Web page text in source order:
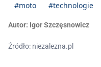
#moto #technologie
Autor: Igor ­Szczęsnowicz
Źródło: niezalezna.pl